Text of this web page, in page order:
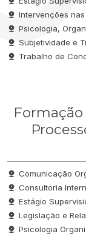
Intervenções
Psicologia,
Subjetividade e
Trabalho de
Comunicação
Consultoria
Estágio
Legislação e
Psicologia